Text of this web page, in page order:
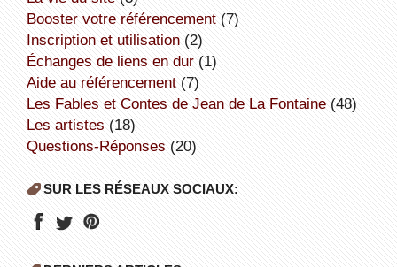
booster votre référencement(7)
inscription et utilisation(2)
échanges de liens en dur(1)
aide au référencement(7)
Les Fables et Contes de Jean de La Fontaine(48)
Les artistes (18)
Questions-Réponses (20)
SUR LES RÉSEAUX SOCIAUX: